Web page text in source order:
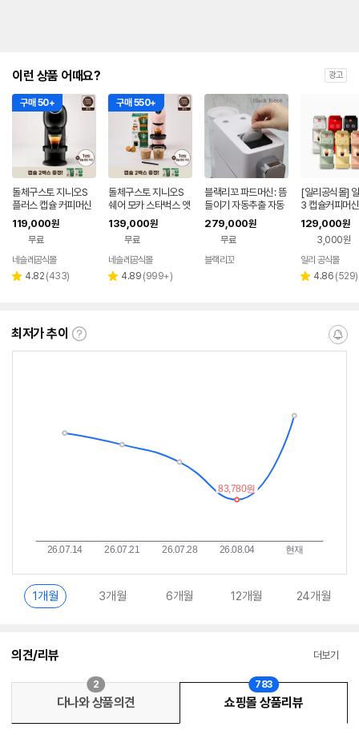
이런 상품 어때요? 광고
구매 50+
돌체구스토 지니오S
플러스 캡슐 커피머신
+ 캡슐 2박스 증정
119,000원
무료
페이
네슬레공식몰
별 4.82 리
(433)
구매 550+
돌체구스토 지니오S
쉐어 모카 스타벅스 앳
홈 팩 캡슐 커피머신 외
2종 + 캡슐 2박스 추
가 증정
139,000원
무료
페이
네슬레공식몰
별 4.89 리
(999+)
블랙리꼬 파드머신: 뜸
들이기 자동추출 자동
청소
279,000원
무료
블랙리꼬
[일리공식몰]
3 캡슐커피머
트(웰컴캡슐 미
세척제 교환 쿠
리 공식몰 할인
129,000원
3,000원
일리 공식몰
별 4.86 리
(529)
최저가 추이
최
알
1개월 3개월 6개월 12개월 24개월
의견/리뷰 더보기
다나와 상품의견
2
쇼핑몰 상품리뷰
783